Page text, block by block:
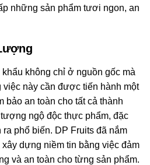
những sản phẩm tươi ngon, an
không chỉ ở nguồn gốc mà
này cần được tiến hành một
bảo an toàn cho tất cả thành
ngộ độc thực phẩm, đặc
ra phổ biến. DP Fruits đã nắm
dựng niềm tin bằng việc đảm
và an toàn cho từng sản phẩm.